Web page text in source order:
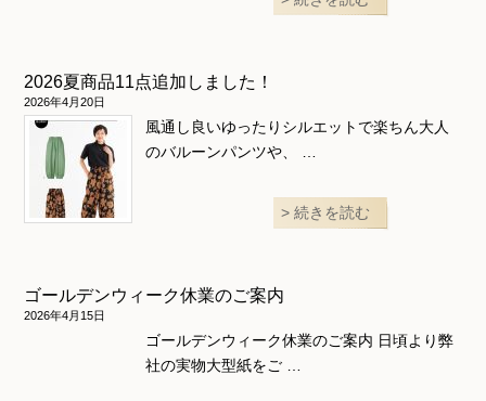
2026夏商品11点追加しました！
2026年4月20日
風通し良いゆったりシルエットで楽ちん大人
のバルーンパンツや、 …
続きを読む
ゴールデンウィーク休業のご案内
2026年4月15日
ゴールデンウィーク休業のご案内 日頃より弊
社の実物大型紙をご …